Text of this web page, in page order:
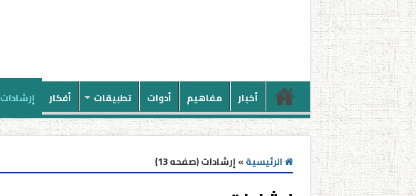
أخبار مفاهيم أدوات تطبيقات أفكار إرشادات
الرئيسية» إرشادات (صفحه 13)